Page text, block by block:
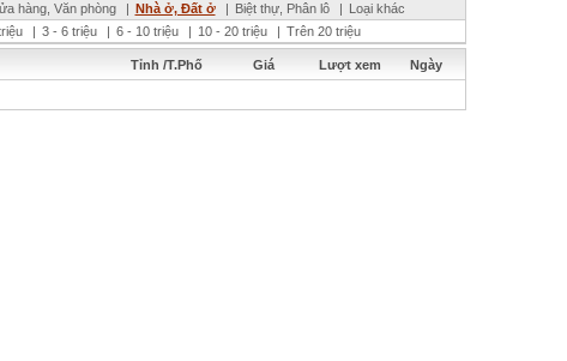
hàng, Văn phòng | Nhà ở, Đất ở | Biệt thự, Phân lô | Loại khác
| 3 - 6 triệu | 6 - 10 triệu | 10 - 20 triệu | Trên 20 triệu
Tỉnh /T.Phố Giá Lượt xem Ngày